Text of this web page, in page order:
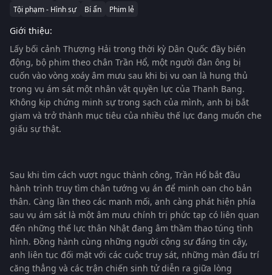
Tội phạm - Hình sự
Bí ẩn Phim lẻ
Giới thiệu:
Lấy bối cảnh Thượng Hải trong thời kỳ Dân Quốc đầy biến
động, bộ phim theo chân Trần Hổ, một người đàn ông bị
cuốn vào vòng xoáy âm mưu sau khi bị vu oan là hung thủ
trong vụ ám sát một nhân vật quyền lực của Thanh Bang.
Không kịp chứng minh sự trong sạch của mình, anh bị bắt
giam và trở thành mục tiêu của nhiều thế lực đang muốn che
giấu sự thật.
Sau khi tìm cách vượt ngục thành công, Trần Hổ bắt đầu
hành trình truy tìm chân tướng vụ án để minh oan cho bản
thân. Càng lần theo các manh mối, anh càng phát hiện phía
sau vụ ám sát là một âm mưu chính trị phức tạp có liên quan
đến những thế lực thân Nhật đang âm thầm thao túng tình
hình. Đồng hành cùng những người cộng sự đáng tin cậy,
anh liên tục đối mặt với các cuộc truy sát, những màn đấu trí
căng thẳng và các trận chiến sinh tử diễn ra giữa lòng